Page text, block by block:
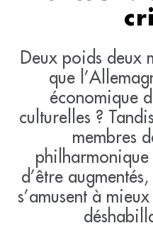
Deux poids deux
que
économique
culturelles ?
membres
d’être
s’amusent à